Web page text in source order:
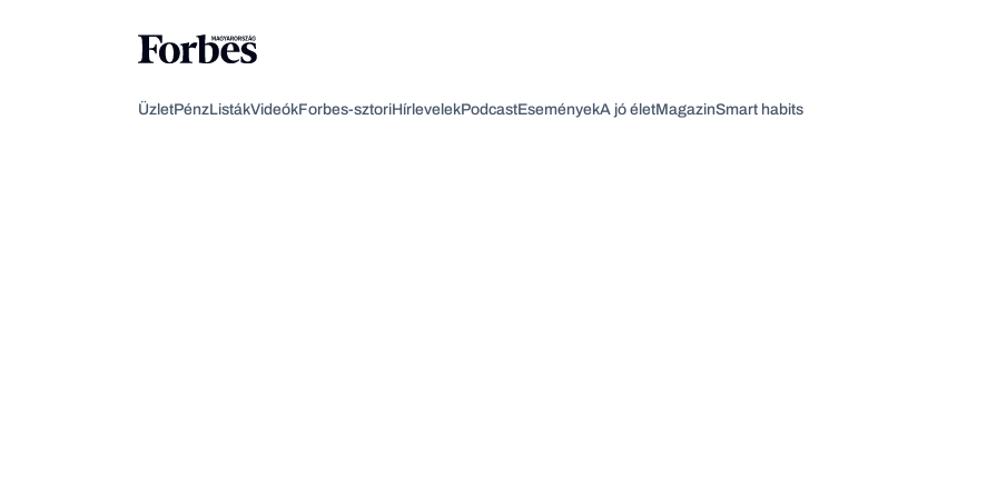
ÜzletPénzListákVideókForbes-sztoriHírlevelekPodcastEseményekA jó életMagazinSmart habits